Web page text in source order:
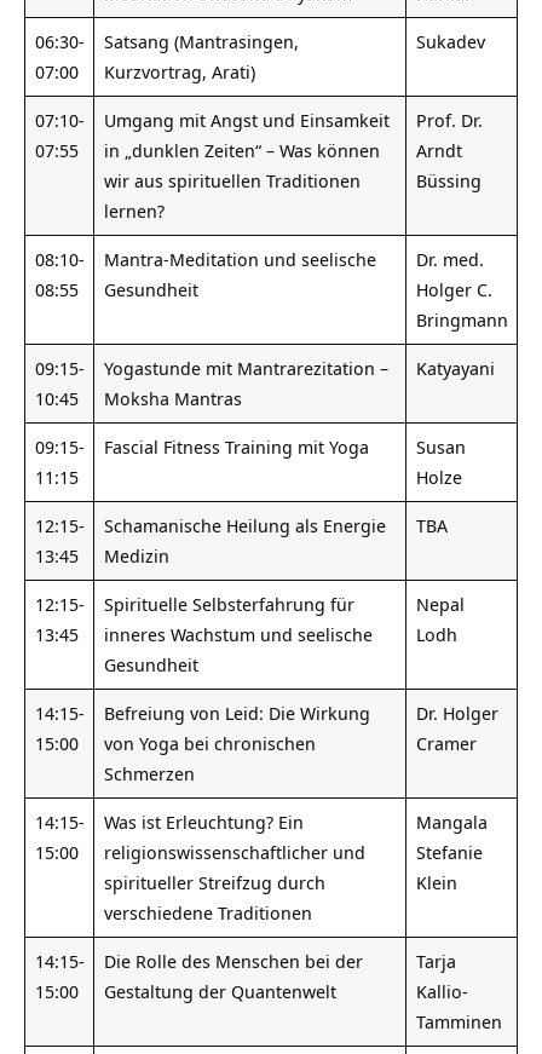
06:30-
07:00
Satsang (Mantrasingen,
Kurzvortrag, Arati)
Sukadev
07:10-
07:55
Umgang mit Angst und Einsamkeit
in „dunklen Zeiten“ – Was können
wir aus spirituellen Traditionen
lernen?
Prof. Dr.
Arndt
Büssing
08:10-
08:55
Mantra-Meditation und seelische
Gesundheit
Dr. med.
Holger C.
Bringmann
09:15-
10:45
Yogastunde mit Mantrarezitation –
Moksha Mantras
Katyayani
09:15-
11:15
Fascial Fitness Training mit Yoga
Susan
Holze
12:15-
13:45
Schamanische Heilung als Energie
Medizin
TBA
12:15-
13:45
Spirituelle Selbsterfahrung für
inneres Wachstum und seelische
Gesundheit
Nepal
Lodh
14:15-
15:00
Befreiung von Leid: Die Wirkung
von Yoga bei chronischen
Schmerzen
Dr. Holger
Cramer
14:15-
15:00
Was ist Erleuchtung? Ein
religionswissenschaftlicher und
spiritueller Streifzug durch
verschiedene Traditionen
Mangala
Stefanie
Klein
14:15-
15:00
Die Rolle des Menschen bei der
Gestaltung der Quantenwelt
Tarja
Kallio-
Tamminen